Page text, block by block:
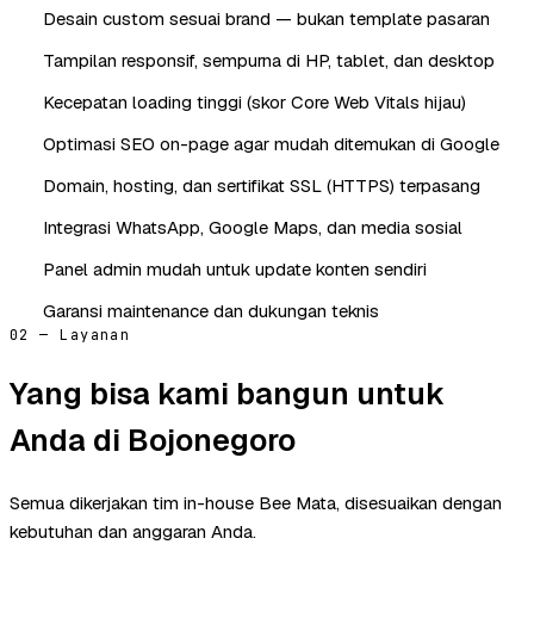
Desain custom sesuai brand — bukan template pasaran
Tampilan responsif, sempurna di HP, tablet, dan desktop
Kecepatan loading tinggi (skor Core Web Vitals hijau)
Optimasi SEO on-page agar mudah ditemukan di Google
Domain, hosting, dan sertifikat SSL (HTTPS) terpasang
Integrasi WhatsApp, Google Maps, dan media sosial
Panel admin mudah untuk update konten sendiri
Garansi maintenance dan dukungan teknis
02 — Layanan
Yang bisa kami bangun untuk
Anda di Bojonegoro
Semua dikerjakan tim in-house Bee Mata, disesuaikan dengan
kebutuhan dan anggaran Anda.